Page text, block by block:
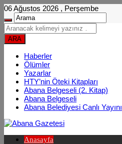
06 Ağustos 2026 , Perşembe
Haberler
Ölümler
Yazarlar
HTY’nin Öteki Kitapları
Abana Belgeseli (2. Kitap)
Abana Belgeseli
Abana Belediyesi Canlı Yayını
Anasayfa